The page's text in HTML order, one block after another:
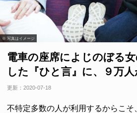
※ 写真はイメージ
電車の座席によじのぼる
した『ひと言』に、９万人
更新： 2020-07-18
不特定多数の人が利用するからこそ